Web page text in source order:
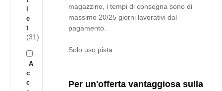
magazzino, i tempi di consegna sono di
massimo 20/25 giorni lavorativi dal
pagamento.
Solo uso pista.
Per un'offerta vantaggiosa sulla
e
t
(31)
A
c
c